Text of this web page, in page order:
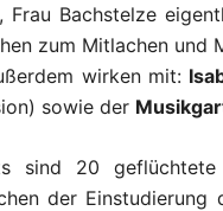
Frau Bachstelze
zum Mitlachen
wirken mit:
sowie der
sind 20
der Einstudierung